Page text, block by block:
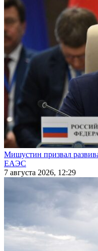
Мишустин призвал
ЕАЭС
7 августа 2026, 12:29